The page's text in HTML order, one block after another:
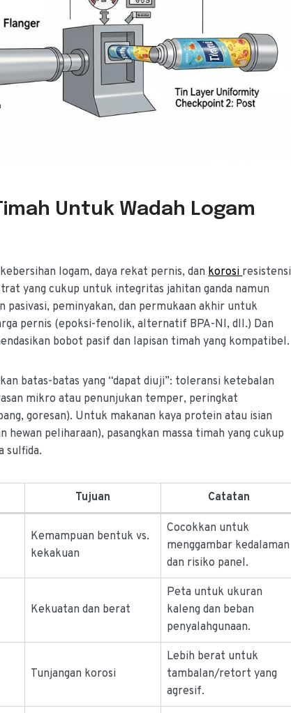
Untuk Wadah Logam
logam, daya rekat pernis, dankorosiresistensi
yang cukup untuk integritas jahitan ganda namun
peminyakan, dan permukaan akhir untuk
pernis (epoksi-fenolik, alternatif BPA-NI, dll.) Dan
bobot pasif dan lapisan timah yang kompatibel.
batas-batas yang “dapat diuji”: toleransi ketebalan
mikro atau penunjukan temper, peringkat
goresan). Untuk makanan kaya protein atau isian
peliharaan), pasangkan massa timah yang cukup
sulfida.
Tujuan Catatan
Kemampuan bentuk vs.
kekakuan
Cocokkan untuk
menggambar kedalaman
dan risiko panel.
Kekuatan dan berat
Peta untuk ukuran
kaleng dan beban
penyalahgunaan.
Tunjangan korosi
Lebih berat untuk
tambalan/retort yang
agresif.